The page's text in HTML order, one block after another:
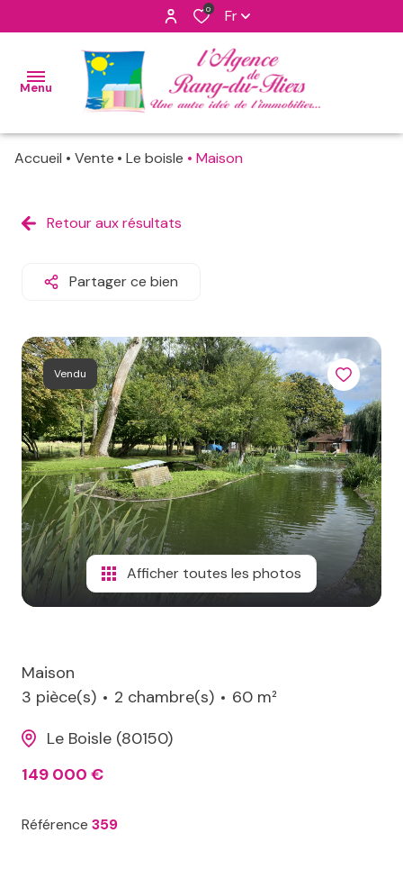
0 Fr
Menu
nos
maisons
apppartements
neufs
terrains
terrains
de
loisirs
immeubles
notre
agence
aico
contact
Accueil Vente Le boisle Maison
Retour aux résultats
Partager ce bien
Vendu
Afficher toutes les photos
Maison
3 pièce(s)
2 chambre(s)
60 m²
Le Boisle (80150)
149 000 €
Référence 359